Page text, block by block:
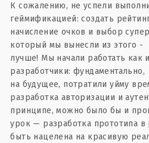
К сожалению, не успели
геймификацией: создать
начисление очков и выбор
который мы вынесли из этого -
лучше! Мы начали работать как
разработчики:
на будущее, потратили уйму
разработка авторизации и
принципе, можно было бы и
урок — разработка прототипа в
быть нацелена на красивую